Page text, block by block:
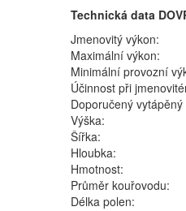
Technická data
Jmenovitý výkon:
Maximální výkon:
Minimální provozní
Účinnost při
Doporučený
Výška:
Šířka:
Hloubka:
Hmotnost:
Průměr kouřovodu:
Délka polen: